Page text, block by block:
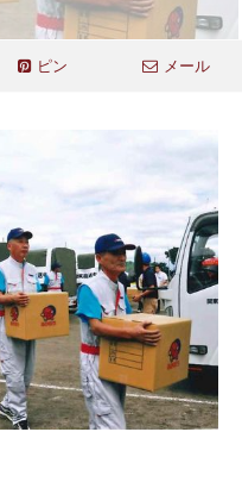
ピン メール